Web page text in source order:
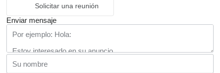
Solicitar una reunión
Enviar mensaje